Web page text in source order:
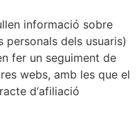
informació sobre
personals dels usuaris)
fer un seguiment de
webs, amb les que el
d‘afiliació